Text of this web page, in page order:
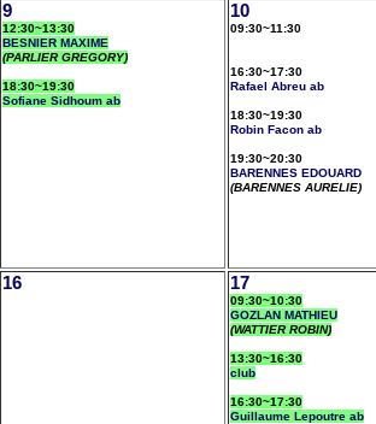
9
12:30~13:30
BESNIER MAXIME
(PARLIER GREGORY)
18:30~19:30
Sofiane Sidhoum ab
10
09:30~11:30
16:30~17:30
Rafael Abreu ab
18:30~19:30
Robin Facon ab
19:30~20:30
BARENNES EDOUARD
(BARENNES AURELIE)
16 17
09:30~10:30
GOZLAN MATHIEU
(WATTIER ROBIN)
13:30~16:30
club
16:30~17:30
Guillaume Lepoutre ab